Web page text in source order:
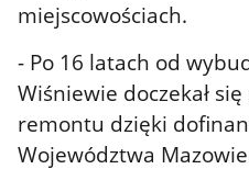
miejscowościach.
- Po 16 latach od
Wiśniewie doczekał
remontu dzięki
Województwa